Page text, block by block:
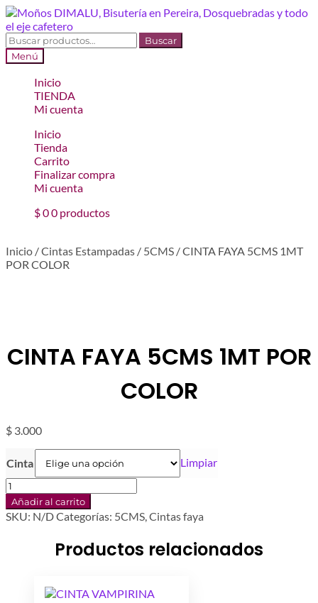
Ir
a
la
navegación
Ir
al
contenido
Buscar
por:
Buscar
Menú
Inicio
TIENDA
Mi cuenta
Inicio
Tienda
Carrito
Finalizar compra
Mi cuenta
$00 productos
Inicio /Cintas Estampadas / 5CMS /CINTA FAYA 5CMS 1MT
POR COLOR
CINTA FAYA 5CMS 1MT POR
COLOR
$ 3.000
Cinta
Limpiar
CINTA
FAYA
5CMS
1MT
Añadir al carrito
SKU: N/DCategorías: 5CMS,Cintas faya
Productos relacionados